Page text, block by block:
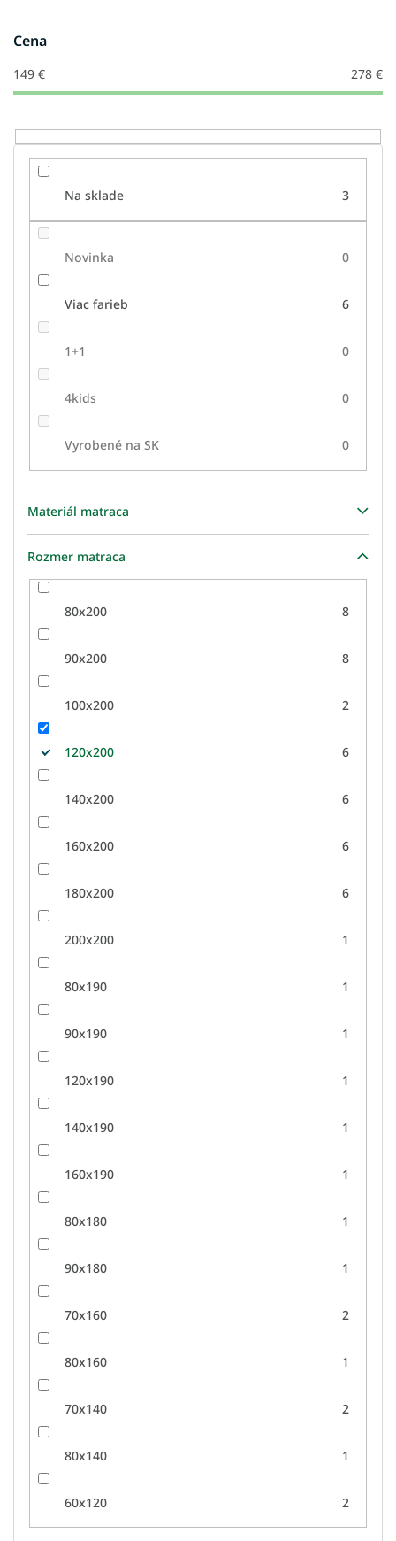
d
u
k
o
v
Cena
149 € 278 €
Na sklade 3
Novinka 0
Viac farieb 6
1+1 0
4kids 0
Vyrobené na SK 0
Materiál matraca
Rozmer matraca
80x200 8
90x200 8
100x200 2
120x200 6
140x200 6
160x200 6
180x200 6
200x200 1
80x190 1
90x190 1
120x190 1
140x190 1
160x190 1
80x180 1
90x180 1
70x160 2
80x160 1
70x140 2
80x140 1
60x120 2